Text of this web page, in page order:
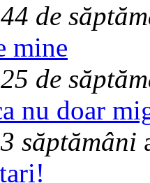
de
mine
de
nu doar
săptămâni